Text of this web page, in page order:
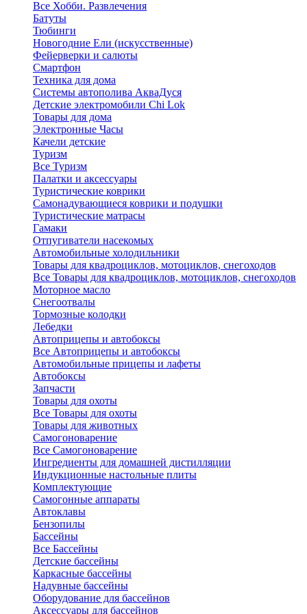
Все Хобби. Развлечения
Батуты
Тюбинги
Новогодние Ели (искусственные)
Фейерверки и салюты
Смартфон
Техника для дома
Системы автополива АкваДуся
Детские электромобили Chi Lok
Товары для дома
Электронные Часы
Качели детские
Туризм
Все Туризм
Палатки и аксессуары
Туристические коврики
Самонадувающиеся коврики и подушки
Туристические матрасы
Гамаки
Отпугиватели насекомых
Автомобильные холодильники
Товары для квадроциклов, мотоциклов, снегоходов
Все Товары для квадроциклов, мотоциклов, снегоходов
Моторное масло
Снегоотвалы
Тормозные колодки
Лебедки
Автоприцепы и автобоксы
Все Автоприцепы и автобоксы
Автомобильные прицепы и лафеты
Автобоксы
Запчасти
Товары для охоты
Все Товары для охоты
Товары для животных
Самогоноварение
Все Самогоноварение
Ингредиенты для домашней дистилляции
Индукционные настольные плиты
Комплектующие
Самогонные аппараты
Автоклавы
Бензопилы
Бассейны
Все Бассейны
Детские бассейны
Каркасные бассейны
Надувные бассейны
Оборудование для бассейнов
Аксессуары для бассейнов